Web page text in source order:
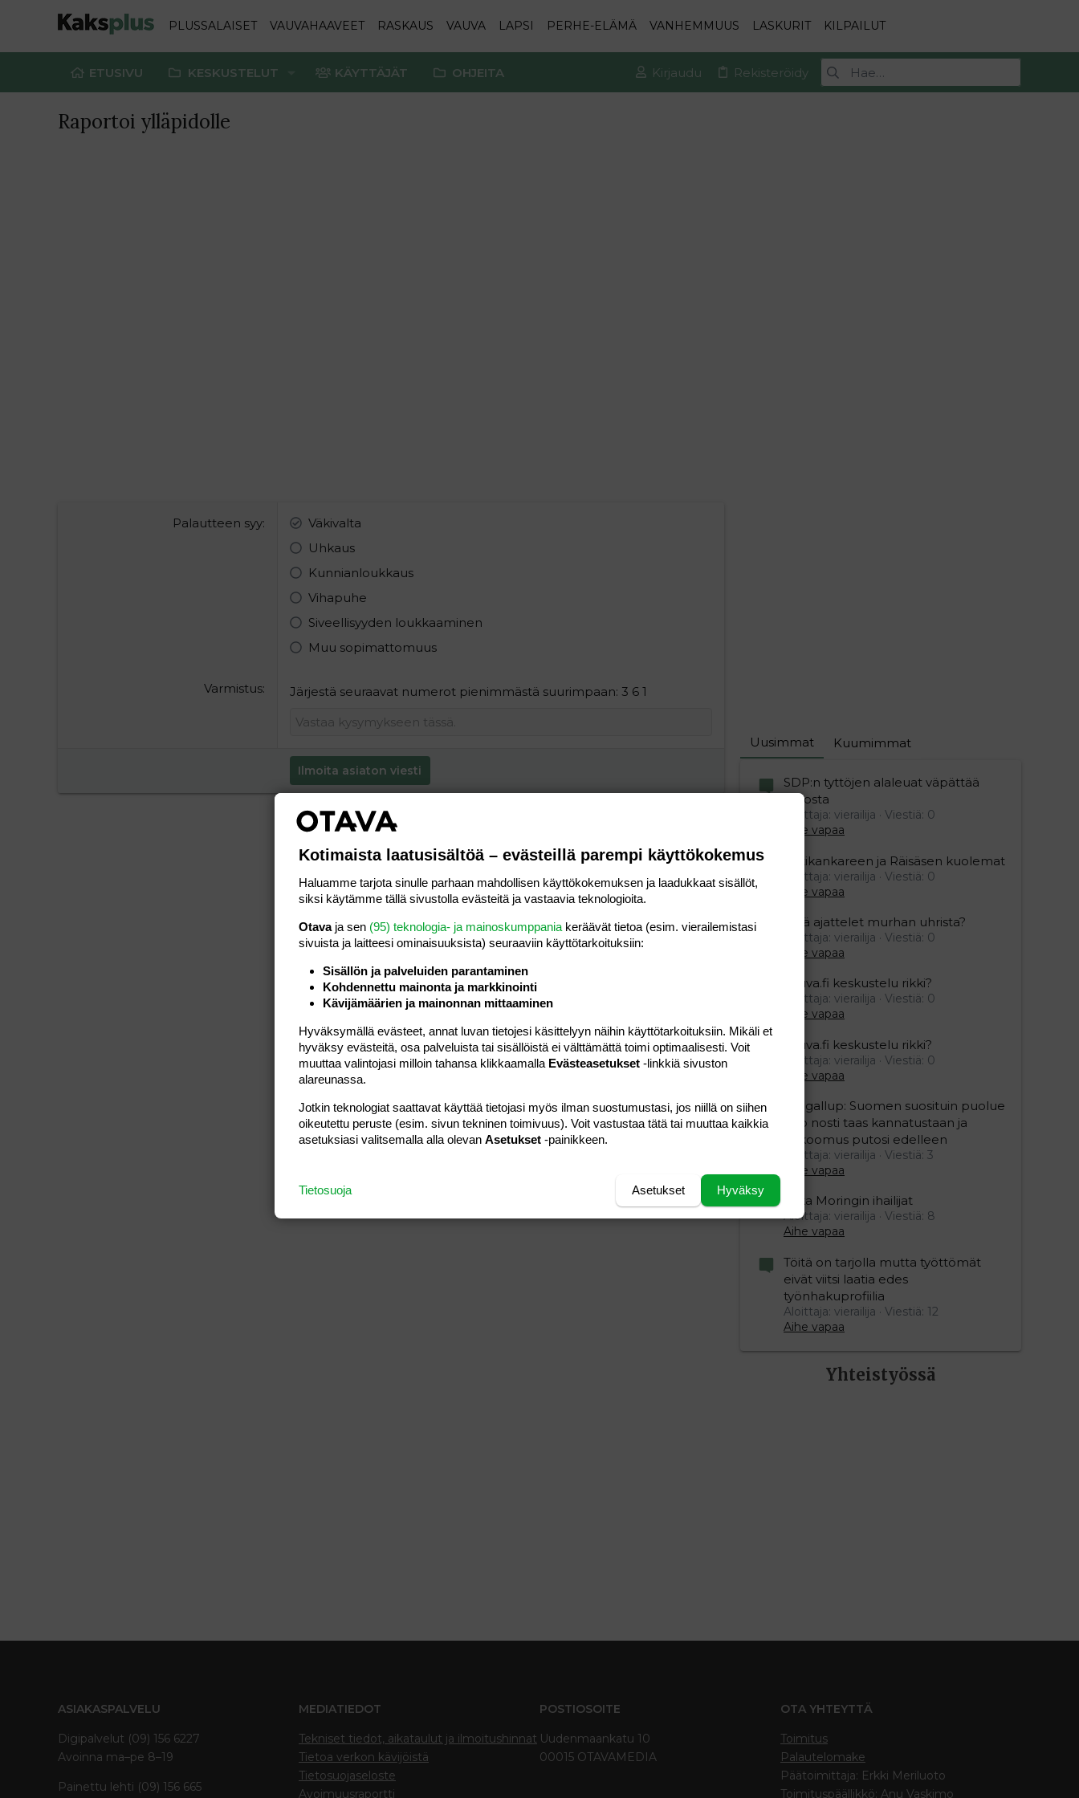
PLUSSALAISET VAUVAHAAVEET RASKAUS VAUVA LAPSI PERHE-ELÄMÄ VANHEMMUUS LASKURIT KILPAILUT
ETUSIVU KESKUSTELUT KÄYTTÄJÄT OHJEITA Kirjaudu Rekisteröidy
Raportoi ylläpidolle
Palautteen syy
Väkivalta
Uhkaus
Kunnianloukkaus
Vihapuhe
Siveellisyyden loukkaaminen
Muu sopimattomuus
Varmistus Järjestä seuraavat numerot pienimmästä suurimpaan: 3 6 1
Ilmoita asiaton viesti
Uusimmat Kuumimmat
SDP:n tyttöjen alaleuat väpättää
pelosta
Aloittaja: vierailija
Viestiä: 0
Aihe vapaa
Ristikankareen ja Räisäsen kuolemat
Aloittaja: vierailija
Viestiä: 0
Aihe vapaa
Mitä ajattelet murhan uhrista?
Aloittaja: vierailija
Viestiä: 0
Aihe vapaa
Vauva.fi keskustelu rikki?
Aloittaja: vierailija
Viestiä: 0
Aihe vapaa
Vauva.fi keskustelu rikki?
Aloittaja: vierailija
Viestiä: 0
Aihe vapaa
Yle gallup: Suomen suosituin puolue
Sdp nosti taas kannatustaan ja
kokoomus putosi edelleen
Aloittaja: vierailija
Viestiä: 3
Aihe vapaa
Mika Moringin ihailijat
Aloittaja: vierailija
Viestiä: 8
Aihe vapaa
Töitä on tarjolla mutta työttömät
eivät viitsi laatia edes
työnhakuprofiilia
Aloittaja: vierailija
Viestiä: 12
Aihe vapaa
Yhteistyössä
ASIAKASPALVELU
Digipalvelut (09) 156 6227
Avoinna ma–pe 8–19
Painettu lehti (09) 156 665
MEDIATIEDOT
Tekniset tiedot, aikataulut ja ilmoitushinnat
Tietoa verkon kävijöistä
Tietosuojaseloste
Avoimuusraportti
POSTIOSOITE
Uudenmaankatu 10
00015 OTAVAMEDIA
OTA YHTEYTTÄ
Toimitus
Palautelomake
Päätoimittaja: Erkki Meriluoto
Toimituspäällikkö: Anu Vaskimo
Kotimaista laatusisältöä – evästeillä parempi käyttökokemus
Haluamme tarjota sinulle parhaan mahdollisen käyttökokemuksen ja laadukkaat sisällöt,
siksi käytämme tällä sivustolla evästeitä ja vastaavia teknologioita.
Otavaja sen (95) teknologia- ja mainoskumppania keräävät tietoa (esim. vierailemis­tasi
sivuista ja laitteesi ominaisuuk­sista) seuraaviin käyttötarkoituksiin:
Sisällön ja palveluiden parantaminen
Kohdennettu mainonta ja markkinointi
Kävijämäärien ja mainonnan mittaaminen
Hyväksymällä evästeet, annat luvan tietojesi käsittelyyn näihin käyttötarkoituksiin. Mikäli et
hyväksy evästeitä, osa palveluista tai sisällöistä ei välttämättä toimi optimaalisesti. Voit
muuttaa valintojasi milloin tahansa klikkaamalla Evästeasetukset -linkkiä sivuston
alareunassa.
Jotkin teknologiat saattavat käyttää tietojasi myös ilman suostumustasi, jos niillä on siihen
oikeutettu peruste (esim. sivun tekninen toimivuus). Voit vastustaa tätä tai muuttaa kaikkia
asetuksiasi valitsemalla alla olevan Asetukset -painikkeen.
Hyväksy
Asetukset
Tietosuoja